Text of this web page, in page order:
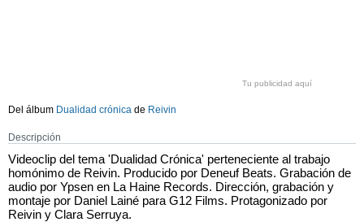
Tu publicidad aquí
Del álbum Dualidad crónica de Reivin
Descripción
Videoclip del tema 'Dualidad Crónica' perteneciente al trabajo
homónimo de Reivin. Producido por Deneuf Beats. Grabación de
audio por Ypsen en La Haine Records. Dirección, grabación y
montaje por Daniel Lainé para G12 Films. Protagonizado por
Reivin y Clara Serruya.